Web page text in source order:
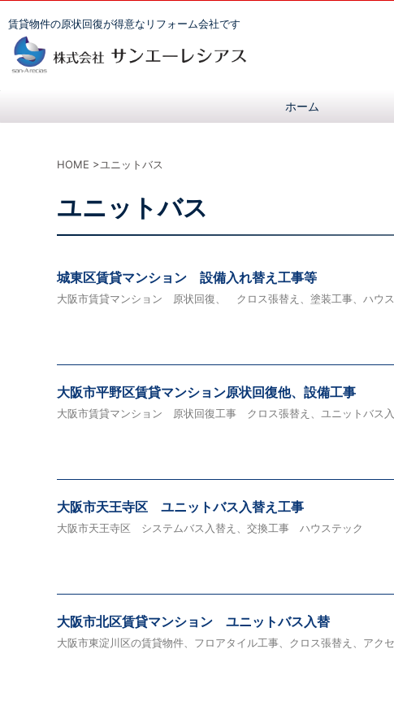
賃貸物件の原状回復が得意なリフォーム会社です
ホーム
HOME >ユニットバス
ユニットバス
城東区賃貸マンション 設備入れ替え工事等
大阪市賃貸マンション 原状回復、 クロス張替え、塗装工事、ハウ
大阪市平野区賃貸マンション原状回復他、設備工事
大阪市賃貸マンション 原状回復工事 クロス張替え、ユニットバス
大阪市天王寺区 ユニットバス入替え工事
大阪市天王寺区 システムバス入替え、交換工事 ハウステック
大阪市北区賃貸マンション ユニットバス入替
大阪市東淀川区の賃貸物件、フロアタイル工事、クロス張替え、アク